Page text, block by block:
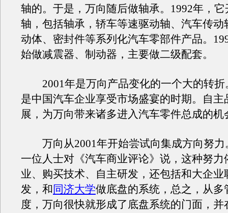
轴的。于是，万向随后做轴承。1992年，
轴，包括轴承，轿车等速驱动轴、汽车传动
动体、密封件等系列化汽车零部件产品。
始做减震器、制动器，主要做二级配套。
2001年是万向产品变化的一个大的转折
是中国汽车企业享受市场盛宴的时期。自主
展，为万向带来诸多进入汽车零件总成的机
万向从2001年开始尝试向集成方向努力
一位人士对《汽车商业评论》说，这种努力
业、购买技术、自主研发，还包括和大企业
发，和 同济大学做底盘的系统，总之，从多
度，万向很快就形成了底盘系统的门面，并